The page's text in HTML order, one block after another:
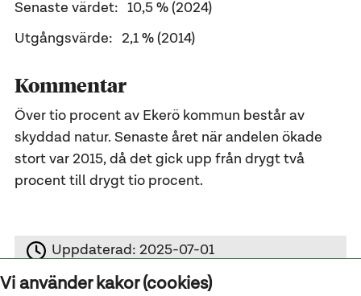
Senaste värdet: 10,5 % (2024)
Utgångsvärde: 2,1 % (2014)
Kommentar
Över tio procent av Ekerö kommun består av
skyddad natur. Senaste året när andelen ökade
stort var 2015, då det gick upp från drygt två
procent till drygt tio procent.
Uppdaterad: 2025-07-01
Vi använder kakor (cookies)